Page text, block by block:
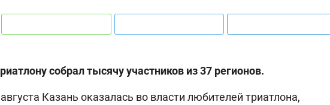
собрал тысячу участников из 37 регионов.
Казань оказалась во власти любителей триатлона,